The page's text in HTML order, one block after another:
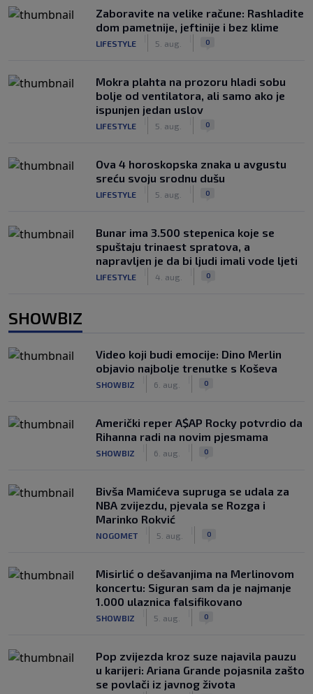
Zaboravite na velike račune: Rashladite
dom pametnije, jeftinije i bez klime
LIFESTYLE 5. aug. 0
Mokra plahta na prozoru hladi sobu
bolje od ventilatora, ali samo ako je
ispunjen jedan uslov
LIFESTYLE 5. aug. 0
Ova 4 horoskopska znaka u avgustu
sreću svoju srodnu dušu
LIFESTYLE 5. aug. 0
Bunar imа 3.500 stepenica koje se
spuštaju trinaest spratova, a
napravljen je da bi ljudi imali vode ljeti
LIFESTYLE 4. aug. 0
SHOWBIZ
Video koji budi emocije: Dino Merlin
objavio najbolje trenutke s Koševa
SHOWBIZ 6. aug. 0
Američki reper A$AP Rocky potvrdio da
Rihanna radi na novim pjesmama
SHOWBIZ 6. aug. 0
Bivša Mamićeva supruga se udala za
NBA zvijezdu, pjevala se Rozga i
Marinko Rokvić
NOGOMET 5. aug. 0
Misirlić o dešavanjima na Merlinovom
koncertu: Siguran sam da je najmanje
1.000 ulaznica falsifikovano
SHOWBIZ 5. aug. 0
Pop zvijezda kroz suze najavila pauzu
u karijeri: Ariana Grande pojasnila zašto
se povlači iz javnog života